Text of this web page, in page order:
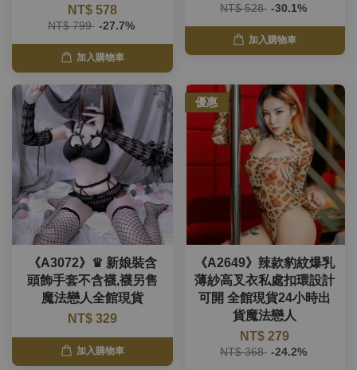
NT$ 578
NT$ 799 -27.7%
加入購物車
NT$ 528 -30.1%
加入購物車
《A3072》♛ 新娘裝含
頭飾手套不含襪,襪另售
魔法戀人全館現貨
NT$ 329
加入購物車
優惠
《A2649》辣款豹紋爆乳
薄紗高叉衣私處扣環設計
可開 全館現貨24小時出
貨魔法戀人
NT$ 279
NT$ 368 -24.2%